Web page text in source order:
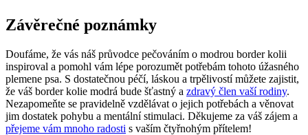
Závěrečné poznámky
Doufáme, že vás náš průvodce pečováním o modrou border kolii
inspiroval a pomohl vám lépe porozumět potřebám tohoto úžasného
plemene psa. S dostatečnou péčí, láskou a trpělivostí můžete zajistit,
že váš border kolie modrá bude šťastný a zdravý člen vaší rodiny.
Nezapomeňte se pravidelně vzdělávat o jejich potřebách a věnovat
jim dostatek pohybu a mentální stimulaci. Děkujeme za váš zájem a
přejeme vám mnoho radosti s vaším čtyřnohým přítelem!